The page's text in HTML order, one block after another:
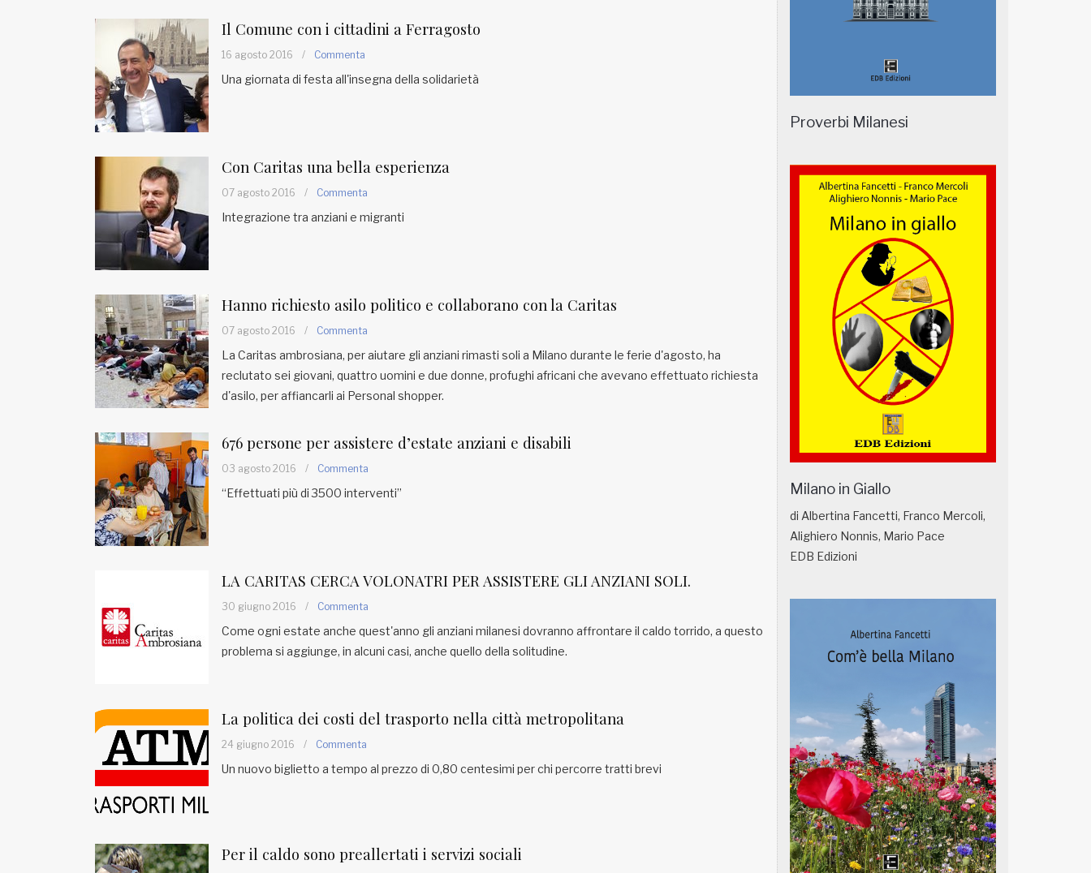
EDB edizioni - Via Brivio angolo C.
Imbonati, 89 20159 Milano (Italia)
Informativa sulla privacy
Il Comune con i cittadini a Ferragosto
16 agosto 2016 / Commenta
Una giornata di festa all'insegna della solidarietà
Con Caritas una bella esperienza
07 agosto 2016 / Commenta
Integrazione tra anziani e migranti
Hanno richiesto asilo politico e collaborano con la Caritas
07 agosto 2016 / Commenta
La Caritas ambrosiana, per aiutare gli anziani rimasti soli a Milano durante le ferie d'agosto, ha
reclutato sei giovani, quattro uomini e due donne, profughi africani che avevano effettuato richiesta
d'asilo, per affiancarli ai Personal shopper.
676 persone per assistere d’estate anziani e disabili
03 agosto 2016 / Commenta
“Effettuati più di 3500 interventi”
LA CARITAS CERCA VOLONATRI PER ASSISTERE GLI ANZIANI SOLI.
30 giugno 2016 / Commenta
Come ogni estate anche quest'anno gli anziani milanesi dovranno affrontare il caldo torrido, a questo
problema si aggiunge, in alcuni casi, anche quello della solitudine.
La politica dei costi del trasporto nella città metropolitana
24 giugno 2016 / Commenta
Un nuovo biglietto a tempo al prezzo di 0,80 centesimi per chi percorre tratti brevi
Per il caldo sono preallertati i servizi sociali
Proverbi Milanesi
Milano in Giallo
di Albertina Fancetti, Franco Mercoli,
Alighiero Nonnis, Mario Pace
EDB Edizioni